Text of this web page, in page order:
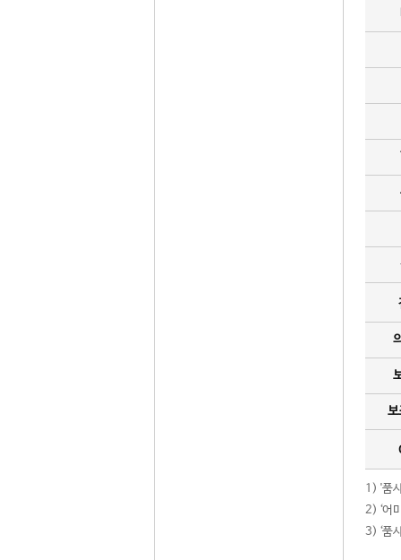
보
1) '품
2) ‘어
3) ‘품